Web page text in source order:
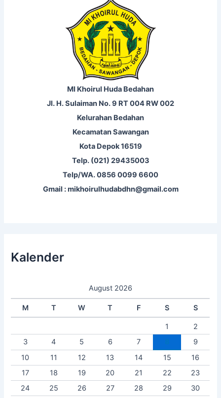
MI Khoirul Huda Bedahan
Jl. H. Sulaiman No. 9 RT 004 RW 002
Kelurahan Bedahan
Kecamatan Sawangan
Kota Depok 16519
Telp. (021) 29435003
Telp/WA. 0856 0099 6600
Gmail : mikhoirulhudabdhn@gmail.com
Kalender
August 2026
M T W T F S S
1
2
3
4 5 6 7
9
10
11 12 13 14 15
16
17
18 19 20 21 22
23
24
25 26 27 28 29
30